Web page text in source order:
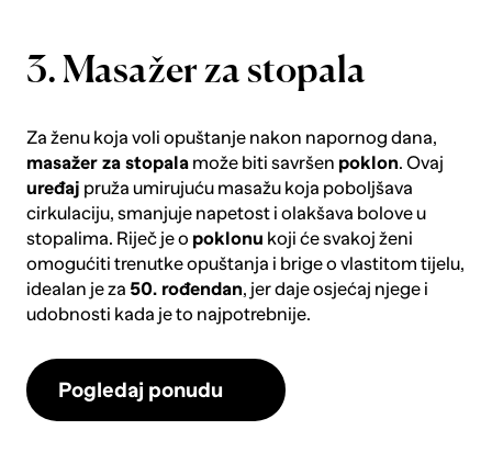
3. Masažer za stopala
Za ženu koja voli opuštanje nakon napornog dana,
masažer za stopalamože biti savršen poklon. Ovaj
uređaj pruža umirujuću masažu koja poboljšava
cirkulaciju, smanjuje napetost i olakšava bolove u
stopalima. Riječ je o poklonu koji će svakoj ženi
omogućiti trenutke opuštanja i brige o vlastitom tijelu,
idealan je za 50. rođendan, jer daje osjećaj njege i
udobnosti kada je to najpotrebnije.
Pogledaj ponudu